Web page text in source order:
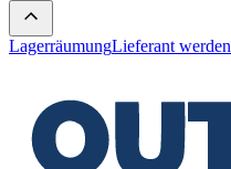
LagerräumungLieferant werden